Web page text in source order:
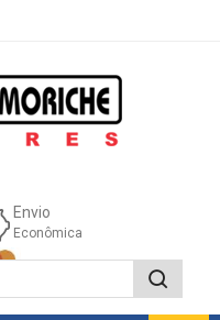
Envio
Econômica